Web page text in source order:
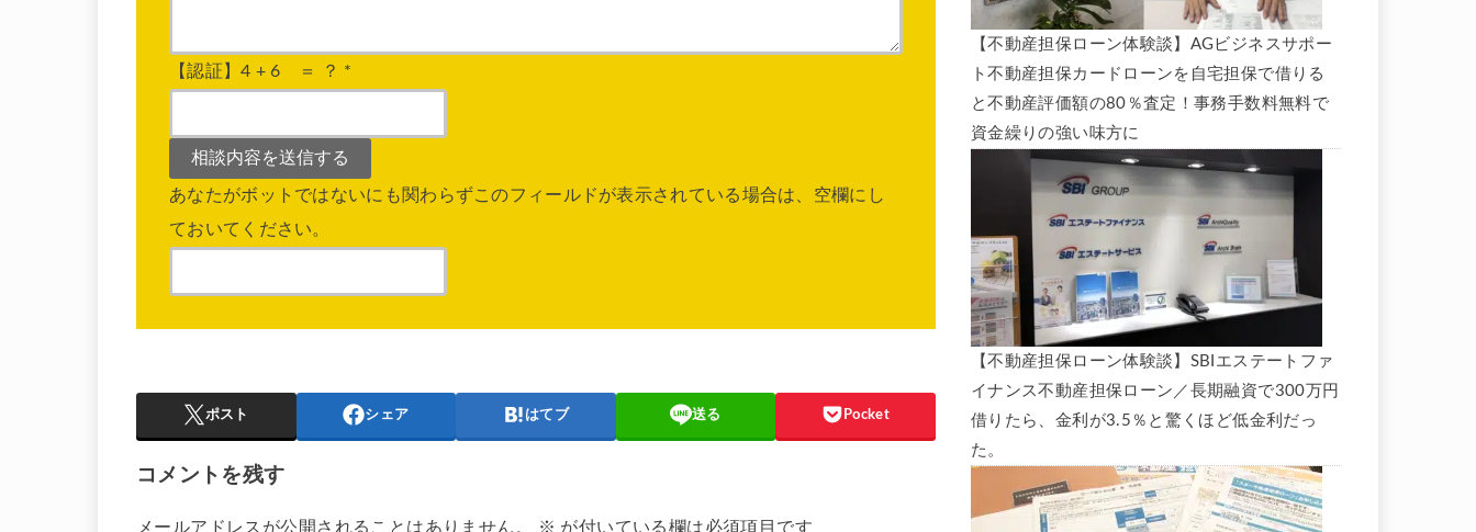
【認証】4 + 6 ＝ ？ *
あなたがボットではないにも関わらずこのフィールドが表示されている場合は、空欄にし
ておいてください。
ポスト シェア はてブ 送る Pocket
コメントを残す
メールアドレスが公開されることはありません。 ※ が付いている欄は必須項目です
【不動産担保ローン体験談】AGビジネスサポー
ト不動産担保カードローンを自宅担保で借りる
と不動産評価額の80％査定！事務手数料無料で
資金繰りの強い味方に
【不動産担保ローン体験談】SBIエステートファ
イナンス不動産担保ローン／長期融資で300万円
借りたら、金利が3.5％と驚くほど低金利だっ
た。